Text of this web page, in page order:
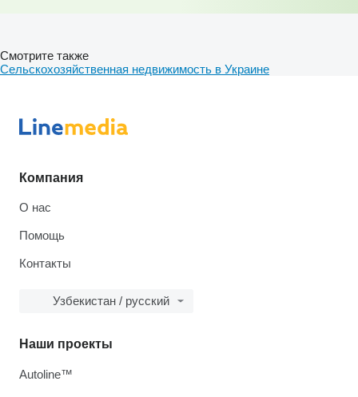
Смотрите также
Сельскохозяйственная недвижимость в Украине
Компания
О нас
Помощь
Контакты
Узбекистан / русский
Наши проекты
Autoline™